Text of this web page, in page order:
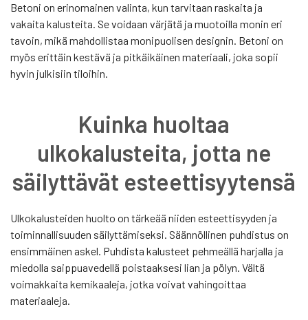
Betoni on erinomainen valinta, kun tarvitaan raskaita ja
vakaita kalusteita. Se voidaan värjätä ja muotoilla monin eri
tavoin, mikä mahdollistaa monipuolisen designin. Betoni on
myös erittäin kestävä ja pitkäikäinen materiaali, joka sopii
hyvin julkisiin tiloihin.
Kuinka huoltaa
ulkokalusteita, jotta ne
säilyttävät esteettisyytensä
Ulkokalusteiden huolto on tärkeää niiden esteettisyyden ja
toiminnallisuuden säilyttämiseksi. Säännöllinen puhdistus on
ensimmäinen askel. Puhdista kalusteet pehmeällä harjalla ja
miedolla saippuavedellä poistaaksesi lian ja pölyn. Vältä
voimakkaita kemikaaleja, jotka voivat vahingoittaa
materiaaleja.